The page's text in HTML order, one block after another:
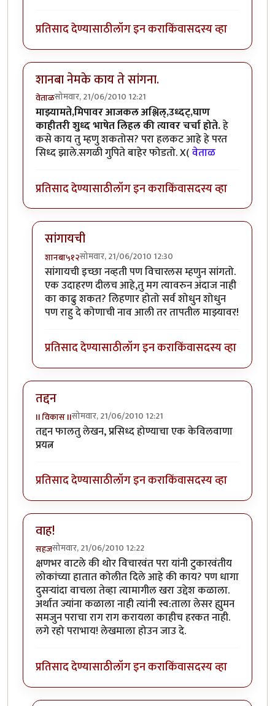
प्रतिसाद देण्यासाठीलॉग इन कराकिंवासदस्य व्हा
शानबा नेमके काय ते सांगना.
वेताळसोमवार, 21/06/2010 12:21
माझ्यामते,मिपावर आजकल अश्लिल्,उध्दट्,घाण
काहीतरी शुध्द भाषेत लिहल की त्यावर चर्चा होते.हे
कसे काय तु म्हणु शकतोस? परा हलकट आहे हे परत
सिध्द झाले.सगळी गुपिते बाहेर फोडतो. X(वेताळ
प्रतिसाद देण्यासाठीलॉग इन कराकिंवासदस्य व्हा
सांगायची
शानबा५१२सोमवार, 21/06/2010 12:30
In reply toशानबा नेमके काय ते सांगना.byवेताळ
सांगायची इच्छा नव्हती पण विचारलस म्हणुन सांगतो.
एक उदाहरण दीलच आहे,तु मग त्यावरुन अंदाज नाही
का काढु शकत? लिहणार होतो सर्व शोधुन शोधुन
पण राहु दे कोणाची नाव आली तर तापतील माझ्यावर!
प्रतिसाद देण्यासाठीलॉग इन कराकिंवासदस्य व्हा
तद्दन
II विकास IIसोमवार, 21/06/2010 12:21
तद्दन फालतु लेखन, प्रसिध्द होण्याचा एक केविलवाणा
प्रयत्न
प्रतिसाद देण्यासाठीलॉग इन कराकिंवासदस्य व्हा
वाह!
सहजसोमवार, 21/06/2010 12:22
क्षणभर वाटले की थोर विचारवंत परा यांनी टुकारवंतीय
लोकांच्या हातात कोलीत दिले आहे की काय? पण धागा
दुसर्‍यांदा वाचला तेव्हा त्यामागील खरा उद्देश कळाला.
अर्थात ज्यांना कळाला नाही त्यांनी स्व:ताला लेसर ह्युमन
समजुन पराचा राग राग करायला काहीच हरकत नाही.
लगे रहो पराभाय! लेखमाला होउन जाउ दे.
प्रतिसाद देण्यासाठीलॉग इन कराकिंवासदस्य व्हा